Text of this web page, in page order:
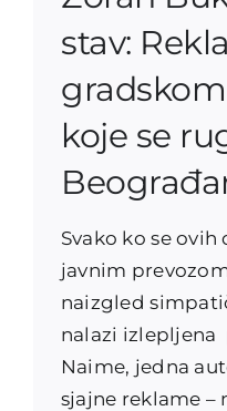
stav:
koje se
Svako ko se
javnim
naizgled
nalazi izlepljena
Naime, jedna
sjajne reklame –